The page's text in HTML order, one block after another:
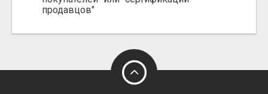
продавцов"